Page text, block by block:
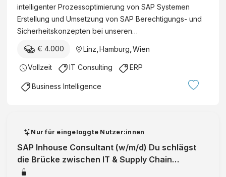
intelligenter Prozessoptimierung von SAP Systemen
Erstellung und Umsetzung von SAP Berechtigungs- und
Sicherheitskonzepten bei unseren…
€ 4.000 Linz, Hamburg,Wien
Vollzeit IT Consulting ERP
Business Intelligence
Nur für eingeloggte Nutzer:innen
SAP Inhouse Consultant (w/m/d) Du schlägst
die Brücke zwischen IT & Supply Chain
Management - werde Teil des Teams! Linz